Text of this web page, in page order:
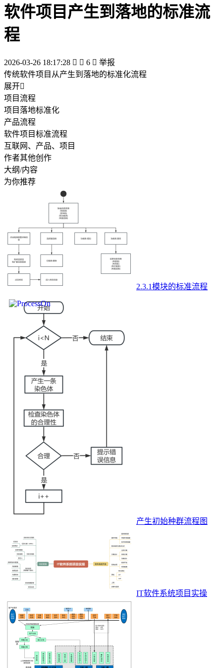
软件项目产生到落地的标准流
程
2026-03-26 18:17:28   6  举报
传统软件项目从产生到落地的标准化流程
展开
项目流程
项目落地标准化
产品流程
软件项目标准流程
互联网、产品、项目
作者其他创作
大纲/内容
为你推荐
2.3.1模块的标准流程
产生初始种群流程图
IT软件系统项目实操